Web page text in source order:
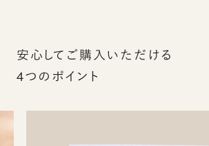
安心してご購入いただける
4つのポイント